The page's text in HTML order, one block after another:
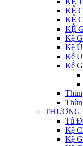
KỆ
KỆ
KỆ
Kệ
Kệ
Kệ
Kệ
THƯƠNG
Tủ
Kệ
Kệ